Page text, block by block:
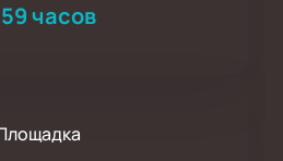
59 часов